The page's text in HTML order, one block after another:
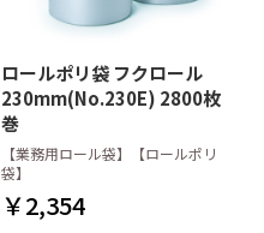
ロールポリ袋 フクロール
230mm(No.230E) 2800枚
巻
【業務用ロール袋】【ロールポリ
袋】
￥2,354